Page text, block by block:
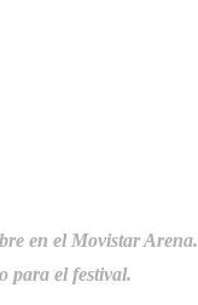
en el Movistar Arena.
para el festival.